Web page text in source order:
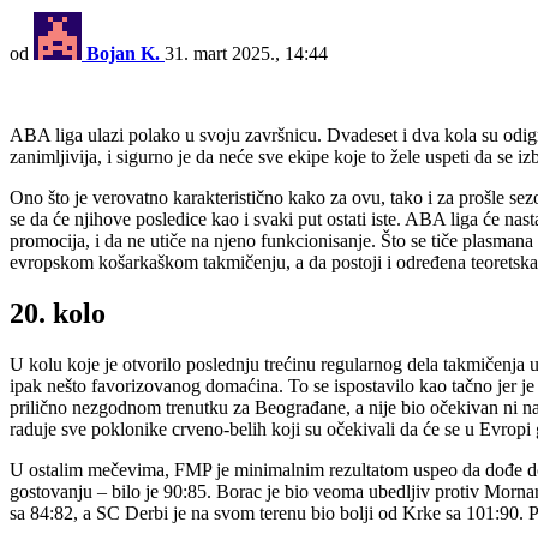
od Bojan K. 31. mart 2025., 14:44
ABA liga ulazi polako u svoju završnicu. Dvadeset i dva kola su
zanimljivija, i sigurno je da neće sve ekipe koje to žele uspeti da se
Ono što je verovatno karakteristično kako za ovu, tako i za prošle
se da će njihove posledice kao i svaki put ostati iste. ABA liga će
promocija, i da ne utiče na njeno funkcionisanje. Što se tiče
evropskom košarkaškom takmičenju, a da postoji i određena
20. kolo
U kolu koje je otvorilo poslednju trećinu regularnog dela
ipak nešto favorizovanog domaćina. To se ispostavilo kao tačno jer
prilično nezgodnom trenutku za Beograđane, a nije bio očekivan ni na
raduje sve poklonike crveno-belih koji su očekivali da će se u
U ostalim mečevima, FMP je minimalnim rezultatom uspeo da
gostovanju – bilo je 90:85. Borac je bio veoma ubedljiv protiv
sa 84:82, a SC Derbi je na svom terenu bio bolji od Krke sa